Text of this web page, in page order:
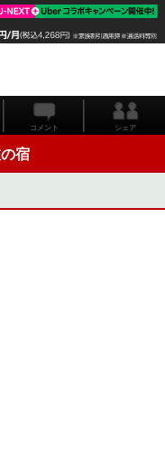
コメント シェア
宿